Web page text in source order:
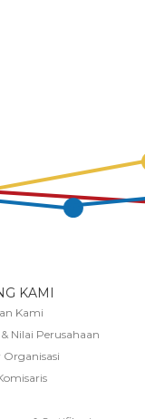
KAMI
Kami
Nilai Perusahaan